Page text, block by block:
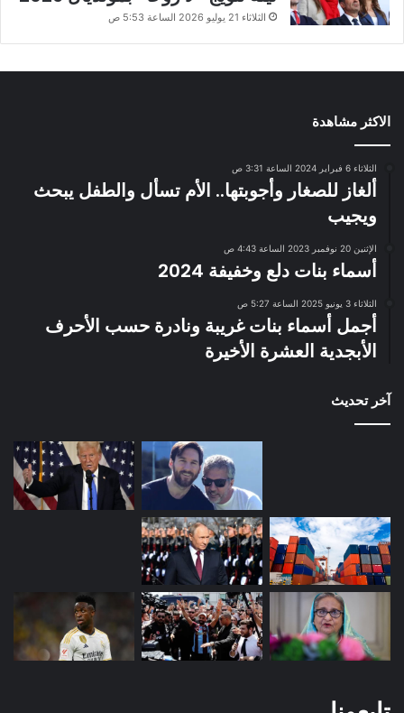
الثلاثاء 21 يوليو 2026 الساعة 5:53 ص
الاكثر مشاهدة
الثلاثاء 6 فبراير 2024 الساعة 3:31 ص
ألغاز للصغار وأجوبتها.. الأم تسأل والطفل يبحث
ويجيب
الإثنين 20 نوفمبر 2023 الساعة 4:43 ص
أسماء بنات دلع وخفيفة 2024
الثلاثاء 3 يونيو 2025 الساعة 5:27 ص
أجمل أسماء بنات غريبة ونادرة حسب الأحرف
الأبجدية العشرة الأخيرة
آخر تحديث